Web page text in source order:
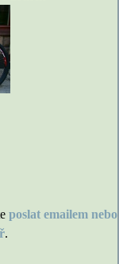
poslat emailem nebo
.